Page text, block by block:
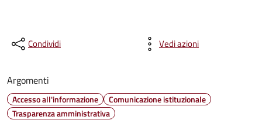
Condividi Vedi azioni
Argomenti
Accesso all'informazione
Comunicazione istituzionale
Trasparenza amministrativa